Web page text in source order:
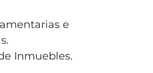
e
Inmuebles.